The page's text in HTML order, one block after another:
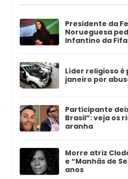
Presidente da
Norueguesa
Infantino da Fifa
Líder religioso é
janeiro por
Participante
Brasil”: veja os
aranha
Morre atriz
e “Manhãs de
anos